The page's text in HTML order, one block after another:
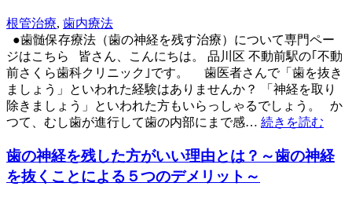
根管治療, 歯内療法
●歯髄保存療法（歯の神経を残す治療）について専門ペー
ジはこちら 皆さん、こんにちは。 品川区 不動前駅の｢不動
前さくら歯科クリニック｣です。 歯医者さんで「歯を抜き
ましょう」といわれた経験はありませんか？ 「神経を取り
除きましょう」といわれた方もいらっしゃるでしょう。 か
つて、むし歯が進行して歯の内部にまで感… 続きを読む
歯の神経を残した方がいい理由とは？～歯の神経
を抜くことによる５つのデメリット～